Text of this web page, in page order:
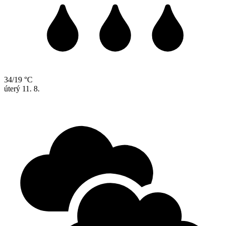
34/19 °C
úterý 11. 8.